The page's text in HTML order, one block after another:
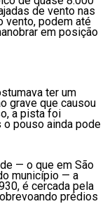
de vento nas
vento, podem até
em posição
ter um
grave que causou
a pista foi
o pouso ainda pode
— o que em São
município — a
é cercada pela
prédios